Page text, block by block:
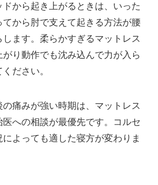
から起き上がるときは、いった
てから肘で支えて起きる方法が腰
ます。柔らかすぎるマットレス
り動作でも沈み込んで力が入ら
ださい。
痛みが強い時期は、マットレス
への相談が最優先です。コルセ
によっても適した寝方が変わりま